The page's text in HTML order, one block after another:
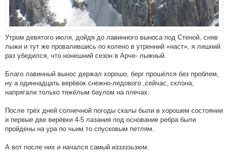
Утром девятого июля, дойдя до лавинного выноса под Стеной, сняв
лыжи и тут же провалившись по колено в утренний «наст», я лишний
раз убедился, что нонешний сезон в Арче- лыжный.
Благо лавинный вынос держал хорошо, берг прошёлся без проблем,
ну а одиннадцать верёвок снежно-ледового ,сейчас, склона,
напрягали только тяжёлым баулом на плечах.
После трёх дней солнечной погоды скалы были в хорошем состоянии
и первые две верёвки 4-5 лазания под основание ребра были
пройдены на ура по чьим то спусковым петлям.
А вот после них и начался самый изззззьзюм.